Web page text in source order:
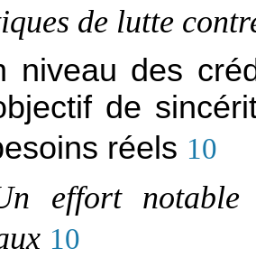
de lutte
niveau des
de
réels 10
effort notable
10